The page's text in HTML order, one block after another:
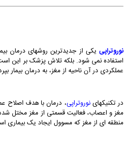
نوروتراپی یکی از جدیدترین روشهای درمان
استفاده نمی شود. بلکه تلاش پزشک بر این است
عملکردی در آن ناحیه از مغز، به درمان بیمار
در تکنیکهاینوروتراپی، درمان با هدف اصلاح
مغز و اعصاب، فعالیت قسمتی از مغز مختل شده
منطقه ای از مغز که مسوول ایجاد یک بیماری